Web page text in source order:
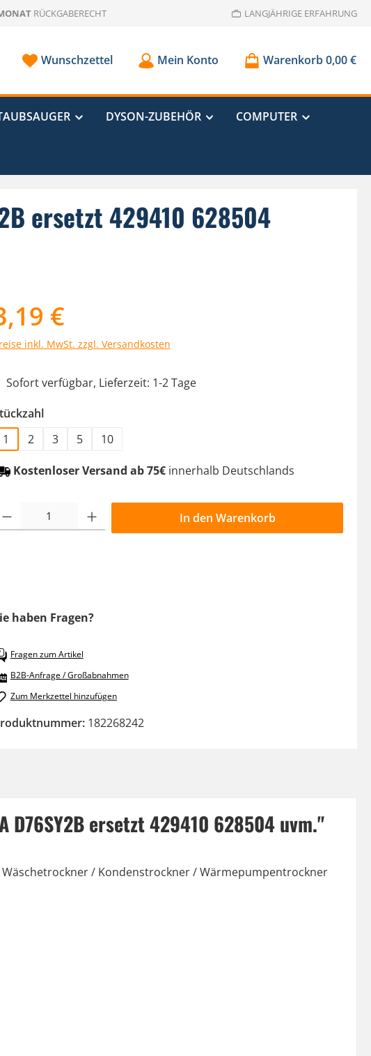
RÜCKGABERECHT LANGJÄHRIGE ERFAHRUNG
Wunschzettel Mein Konto Warenkorb0,00 €
DYSON-ZUBEHÖR COMPUTER
ersetzt 429410 628504
€
inkl. MwSt. zzgl. Versandkosten
Sofort verfügbar, Lieferzeit: 1-2 Tage
auswählen
1
2 3 5 10
Kostenloser Versand ab 75€innerhalb Deutschlands
Anzahl: Gib den gewünschten Wert ein oder benutze die
In den Warenkorb
haben Fragen?
Fragen zum Artikel
B2B-Anfrage / Großabnahmen
Zum Merkzettel hinzufügen
182268242
ersetzt 429410 628504 uvm."
/ Kondenstrockner / Wärmepumpentrockner